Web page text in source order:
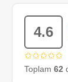
4.6
✩✩✩✩✩
Toplam 62